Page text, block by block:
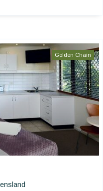
Golden Chain